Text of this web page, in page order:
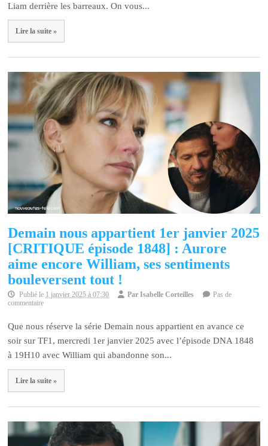
Liam derrière les barreaux. On vous...
Lire la suite »
Demain nous appartient 1er janvier 2025
[CRITIQUE épisode 1848] : Aurore
aime encore William, ses sentiments
bouleversent tout !
Publié le 1 janvier 2025 à 07:30 ParIsabelle Corteilles
Pas de
commentaire
Que nous réserve la série Demain nous appartient en avance ce
soir sur TF1, mercredi 1er janvier 2025 avec l’épisode DNA 1848
à 19H10 avec William qui abandonne son...
Lire la suite »